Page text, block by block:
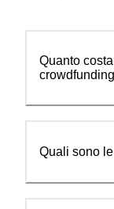
Quanto
Quali sono